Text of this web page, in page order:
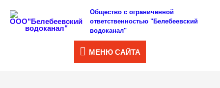
Общество с ограниченной
ответственностью "Белебеевский
водоканал"
МЕНЮ
САЙТА
МЕНЮ САЙТА